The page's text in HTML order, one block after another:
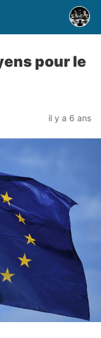
pour le
il y a 6 ans